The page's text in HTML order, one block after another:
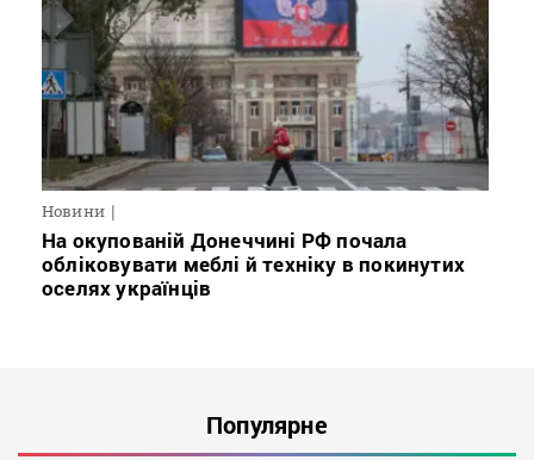
Новини
На окупованій Донеччині РФ почала
обліковувати меблі й техніку в покинутих
оселях українців
Популярне